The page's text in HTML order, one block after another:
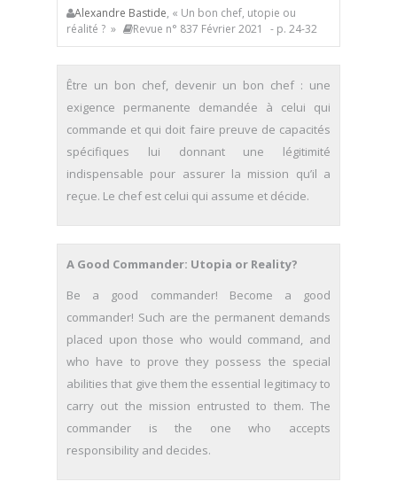
Alexandre Bastide, « Un bon chef, utopie ou
réalité ? »
Revue n° 837 Février 2021 - p. 24-32
Être un bon chef, devenir un bon chef : une
exigence permanente demandée à celui qui
commande et qui doit faire preuve de capacités
spécifiques lui donnant une légitimité
indispensable pour assurer la mission qu’il a
reçue. Le chef est celui qui assume et décide.
A Good Commander: Utopia or Reality?
Be a good commander! Become a good
commander! Such are the permanent demands
placed upon those who would command, and
who have to prove they possess the special
abilities that give them the essential legitimacy to
carry out the mission entrusted to them. The
commander is the one who accepts
responsibility and decides.